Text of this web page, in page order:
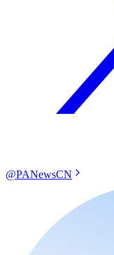
@PANewsCN